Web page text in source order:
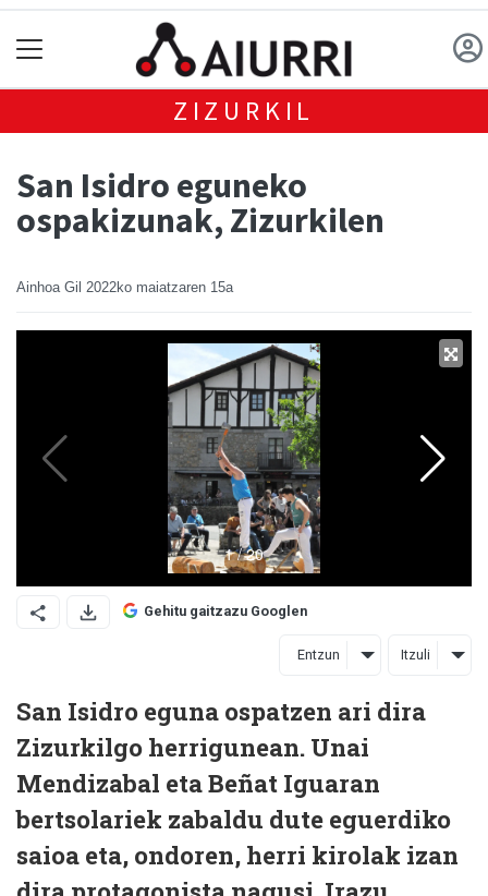
ZIZURKIL
San Isidro eguneko
ospakizunak, Zizurkilen
Ainhoa Gil 2022ko maiatzaren 15a
Gehitu gaitzazu Googlen
Entzun Itzuli
San Isidro eguna ospatzen ari dira
Zizurkilgo herrigunean. Unai
Mendizabal eta Beñat Iguaran
bertsolariek zabaldu dute eguerdiko
saioa eta, ondoren, herri kirolak izan